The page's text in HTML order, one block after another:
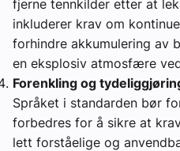
fjerne tennkilder etter at
inkluderer krav om
forhindre akkumulering av
en eksplosiv atmosfære
Forenkling og
Språket i standarden bør
forbedres for å sikre at
lett forståelige og